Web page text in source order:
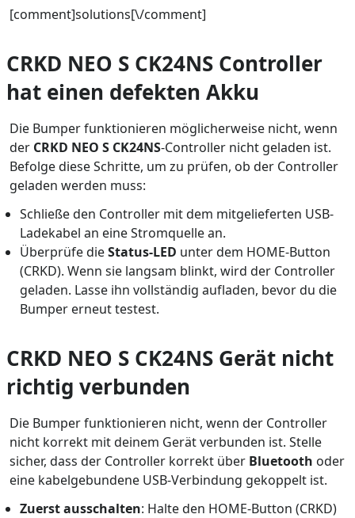
[comment]solutions[\/comment]
CRKD NEO S CK24NS Controller
hat einen defekten Akku
Die Bumper funktionieren möglicherweise nicht, wenn
der CRKD NEO S CK24NS-Controller nicht geladen ist.
Befolge diese Schritte, um zu prüfen, ob der Controller
geladen werden muss:
Schließe den Controller mit dem mitgelieferten USB-
Ladekabel an eine Stromquelle an.
Überprüfe dieStatus-LED unter dem HOME-Button
(CRKD). Wenn sie langsam blinkt, wird der Controller
geladen. Lasse ihn vollständig aufladen, bevor du die
Bumper erneut testest.
CRKD NEO S CK24NS Gerät nicht
richtig verbunden
Die Bumper funktionieren nicht, wenn der Controller
nicht korrekt mit deinem Gerät verbunden ist. Stelle
sicher, dass der Controller korrekt über Bluetooth oder
eine kabelgebundene USB-Verbindung gekoppelt ist.
Zuerst ausschalten: Halte den HOME-Button (CRKD)